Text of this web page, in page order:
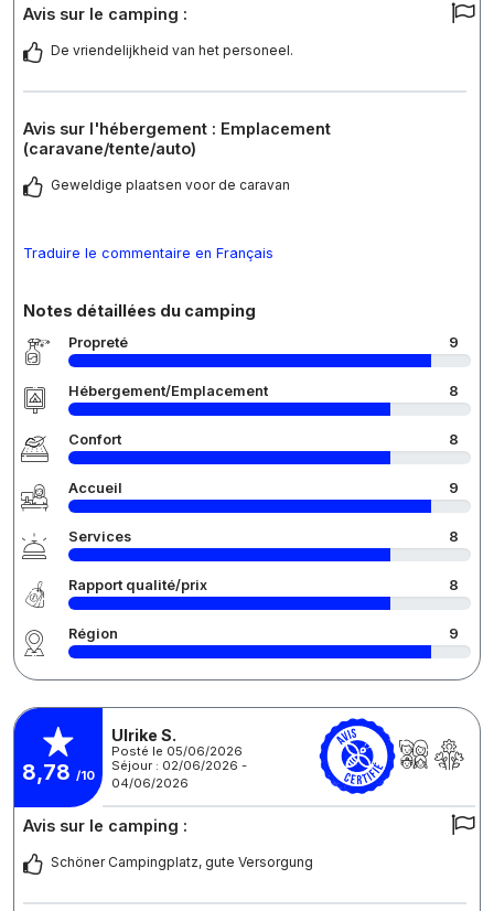
Avis sur le camping :
De vriendelijkheid van het personeel.
Avis sur l'hébergement : Emplacement
(caravane/tente/auto)
Geweldige plaatsen voor de caravan
Traduire le commentaire en Français
Notes détaillées du camping
Propreté 9
Hébergement/Emplacement 8
Confort 8
Accueil 9
Services 8
Rapport qualité/prix 8
Région 9
8,78 /10
Ulrike S.
Posté le 05/06/2026
Séjour : 02/06/2026 -
04/06/2026
Avis sur le camping :
Schöner Campingplatz, gute Versorgung